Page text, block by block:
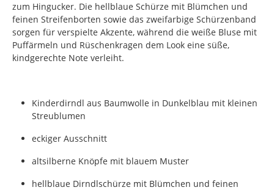
zum Hingucker. Die hellblaue Schürze mit Blümchen und
feinen Streifenborten sowie das zweifarbige Schürzenband
sorgen für verspielte Akzente, während die weiße Bluse mit
Puffärmeln und Rüschenkragen dem Look eine süße,
kindgerechte Note verleiht.
Kinderdirndl aus Baumwolle in Dunkelblau mit kleinen
Streublumen
eckiger Ausschnitt
altsilberne Knöpfe mit blauem Muster
hellblaue Dirndlschürze mit Blümchen und feinen